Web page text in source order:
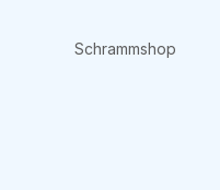
Schrammshop